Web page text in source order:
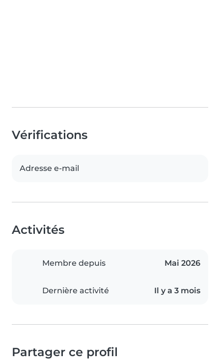
Vérifications
Adresse e-mail
Activités
Membre depuis Mai 2026
Dernière activité Il y a 3 mois
Partager ce profil